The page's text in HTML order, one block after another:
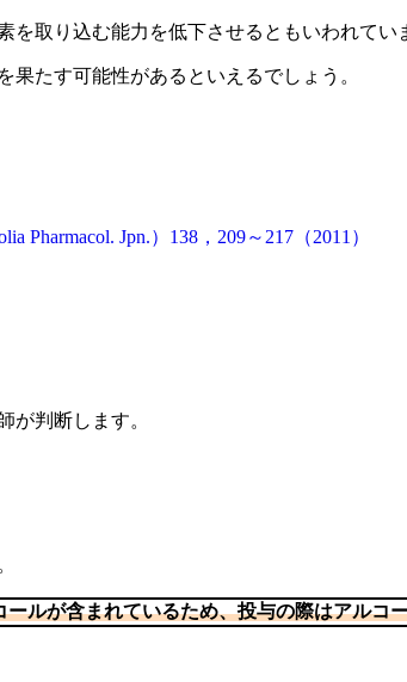
を取り込む能力を低下させるともいわれてい
たす可能性があるといえるでしょう。
Jpn.）138，209～217（2011）
が判断します。
ルが含まれているため、投与の際はアルコ